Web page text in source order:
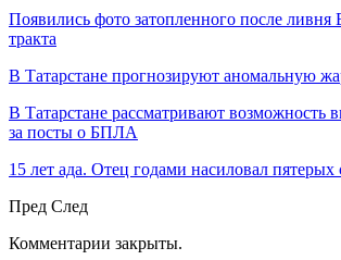
Появились фото затопленного после ливня
тракта
В Татарстане прогнозируют аномальную
В Татарстане рассматривают возможность
за посты о БПЛА
15 лет ада. Отец годами насиловал пятерых
Пред След
Комментарии закрыты.